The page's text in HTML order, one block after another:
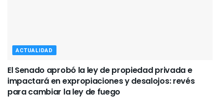
ACTUALIDAD
El Senado aprobó la ley de propiedad privada e
impactará en expropiaciones y desalojos: revés
para cambiar la ley de fuego